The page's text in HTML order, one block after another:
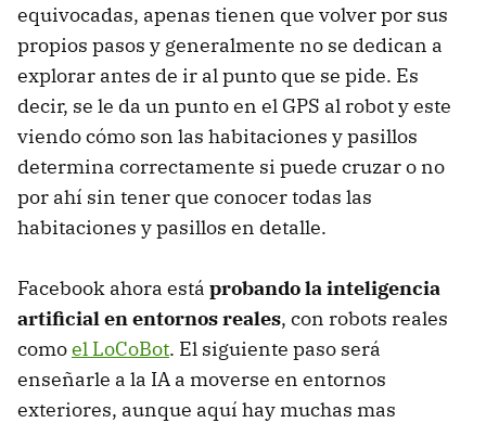
equivocadas, apenas tienen que volver por sus
propios pasos y generalmente no se dedican a
explorar antes de ir al punto que se pide. Es
decir, se le da un punto en el GPS al robot y este
viendo cómo son las habitaciones y pasillos
determina correctamente si puede cruzar o no
por ahí sin tener que conocer todas las
habitaciones y pasillos en detalle.
Facebook ahora está probando la inteligencia
artificial en entornos reales, con robots reales
comoel LoCoBot. El siguiente paso será
enseñarle a la IA a moverse en entornos
exteriores, aunque aquí hay muchas mas